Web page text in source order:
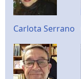
Carlota Serrano